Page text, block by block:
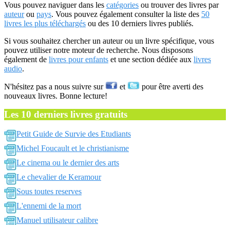
Vous pouvez naviguer dans les catégories ou trouver des livres par
auteurou pays. Vous pouvez également consulter la liste des 50
livres les plus téléchargés ou des 10 derniers livres publiés.
Si vous souhaitez chercher un auteur ou un livre spécifique, vous
pouvez utiliser notre moteur de recherche. Nous disposons
également de livres pour enfants et une section dédiée aux livres
audio.
N'hésitez pas a nous suivre sur et
pour être averti des
nouveaux livres. Bonne lecture!
Les 10 derniers livres gratuits
Petit Guide de Survie des Etudiants
Michel Foucault et le christianisme
Le cinema ou le dernier des arts
Le chevalier de Keramour
Sous toutes reserves
L'ennemi de la mort
Manuel utilisateur calibre